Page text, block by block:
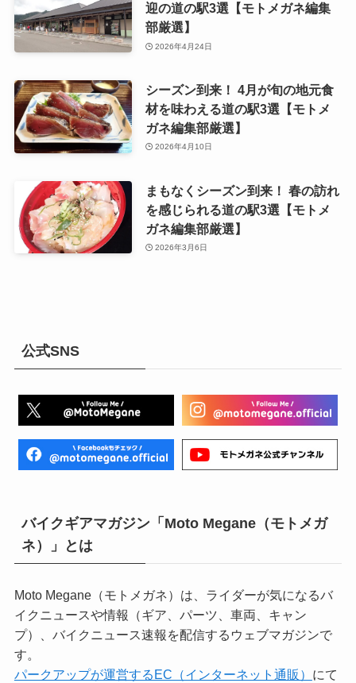
迎の道の駅3選【モトメガネ編集
部厳選】
2026年4月24日
シーズン到来！ 4月が旬の地元食
材を味わえる道の駅3選【モトメ
ガネ編集部厳選】
2026年4月10日
まもなくシーズン到来！ 春の訪れ
を感じられる道の駅3選【モトメ
ガネ編集部厳選】
2026年3月6日
公式SNS
バイクギアマガジン「Moto Megane（モトメガ
ネ）」とは
Moto Megane（モトメガネ）は、ライダーが気になるバ
イクニュースや情報（ギア、パーツ、車両、キャン
プ）、バイクニュース速報を配信するウェブマガジンで
す。
パークアップが運営するEC（インターネット通販） にて